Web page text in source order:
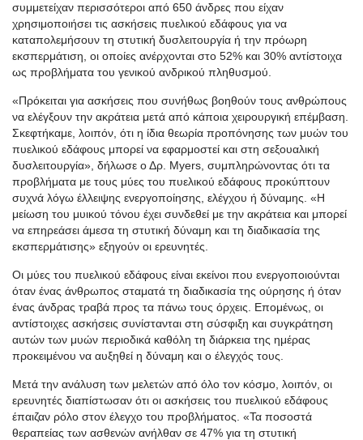
συμμετείχαν περισσότεροι από 650 άνδρες που είχαν
χρησιμοποιήσει τις ασκήσεις πυελικού εδάφους για να
καταπολεμήσουν τη στυτική δυσλειτουργία ή την πρόωρη
εκσπερμάτιση, οι οποίες ανέρχονται στο 52% και 30% αντίστοιχα
ως προβλήματα του γενικού ανδρικού πληθυσμού.
«Πρόκειται για ασκήσεις που συνήθως βοηθούν τους ανθρώπους
να ελέγξουν την ακράτεια μετά από κάποια χειρουργική επέμβαση.
Σκεφτήκαμε, λοιπόν, ότι η ίδια θεωρία προπόνησης των μυών του
πυελικού εδάφους μπορεί να εφαρμοστεί και στη σεξουαλική
δυσλειτουργία», δήλωσε ο Δρ. Myers, συμπληρώνοντας ότι τα
προβλήματα με τους μύες του πυελικού εδάφους προκύπτουν
συχνά λόγω έλλειψης ενεργοποίησης, ελέγχου ή δύναμης. «Η
μείωση του μυικού τόνου έχει συνδεθεί με την ακράτεια και μπορεί
να επηρεάσει άμεσα τη στυτική δύναμη και τη διαδικασία της
εκσπερμάτισης» εξηγούν οι ερευνητές.
Οι μύες του πυελικού εδάφους είναι εκείνοι που ενεργοποιούνται
όταν ένας άνθρωπος σταματά τη διαδικασία της ούρησης ή όταν
ένας άνδρας τραβά προς τα πάνω τους όρχεις. Επομένως, οι
αντίστοιχες ασκήσεις συνίστανται στη σύσφιξη και συγκράτηση
αυτών των μυών περιοδικά καθόλη τη διάρκεια της ημέρας
προκειμένου να αυξηθεί η δύναμη και ο έλεγχός τους.
Μετά την ανάλυση των μελετών από όλο τον κόσμο, λοιπόν, οι
ερευνητές διαπίστωσαν ότι οι ασκήσεις του πυελικού εδάφους
έπαιζαν ρόλο στον έλεγχο του προβλήματος. «Τα ποσοστά
θεραπείας των ασθενών ανήλθαν σε 47% για τη στυτική